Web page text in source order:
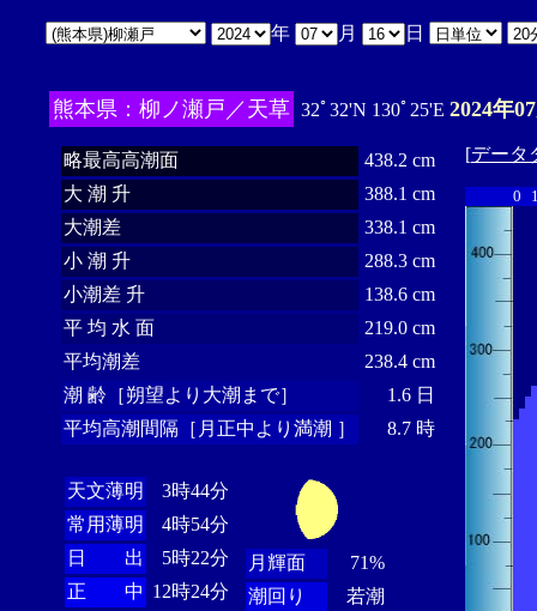
年 月 日
熊本県：柳ノ瀬戸／天草 32ﾟ32'N 130ﾟ25'E 2024年
略最高高潮面
438.2 cm
大 潮 升
388.1 cm
大潮差
338.1 cm
小 潮 升
288.3 cm
小潮差 升
138.6 cm
平 均 水 面
219.0 cm
平均潮差
238.4 cm
潮 齢［朔望より大潮まで］
1.6 日
平均高潮間隔［月正中より満潮 ］
8.7 時
天文薄明
3時44分
常用薄明
4時54分
日 出
5時22分
正 中 12時24分
月輝面
71%
潮回り
若潮
[データ
0